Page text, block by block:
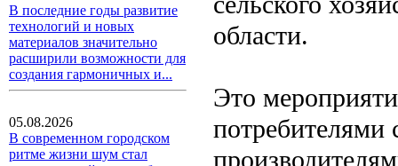
В последние годы развитие
технологий и новых
материалов значительно
расширили возможности для
создания гармоничных и...
05.08.2026
В современном городском
ритме жизни шум стал
области.
Это
потребителями